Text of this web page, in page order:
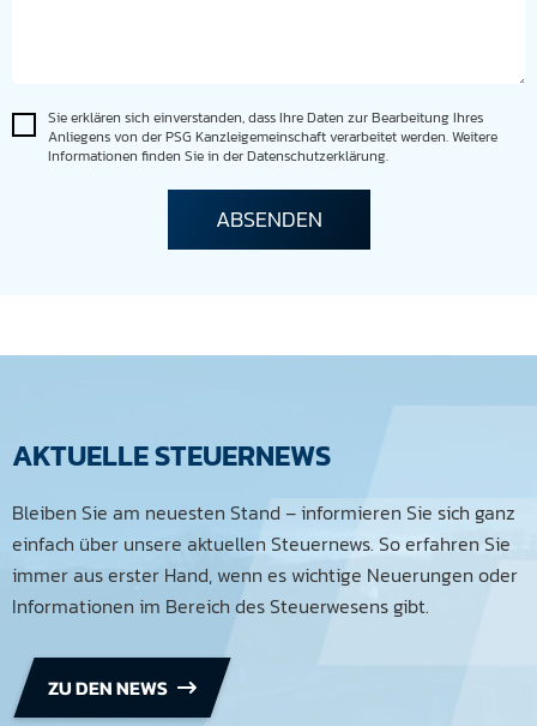
Sie erklären sich einverstanden, dass Ihre Daten zur Bearbeitung Ihres
Anliegens von der PSG Kanzleigemeinschaft verarbeitet werden. Weitere
Informationen finden Sie in der Datenschutzerklärung.
AKTUELLE STEUERNEWS
Bleiben Sie am neuesten Stand – informieren Sie sich ganz
einfach über unsere aktuellen Steuernews. So erfahren Sie
immer aus erster Hand, wenn es wichtige Neuerungen oder
Informationen im Bereich des Steuerwesens gibt.
ZU DEN NEWS 